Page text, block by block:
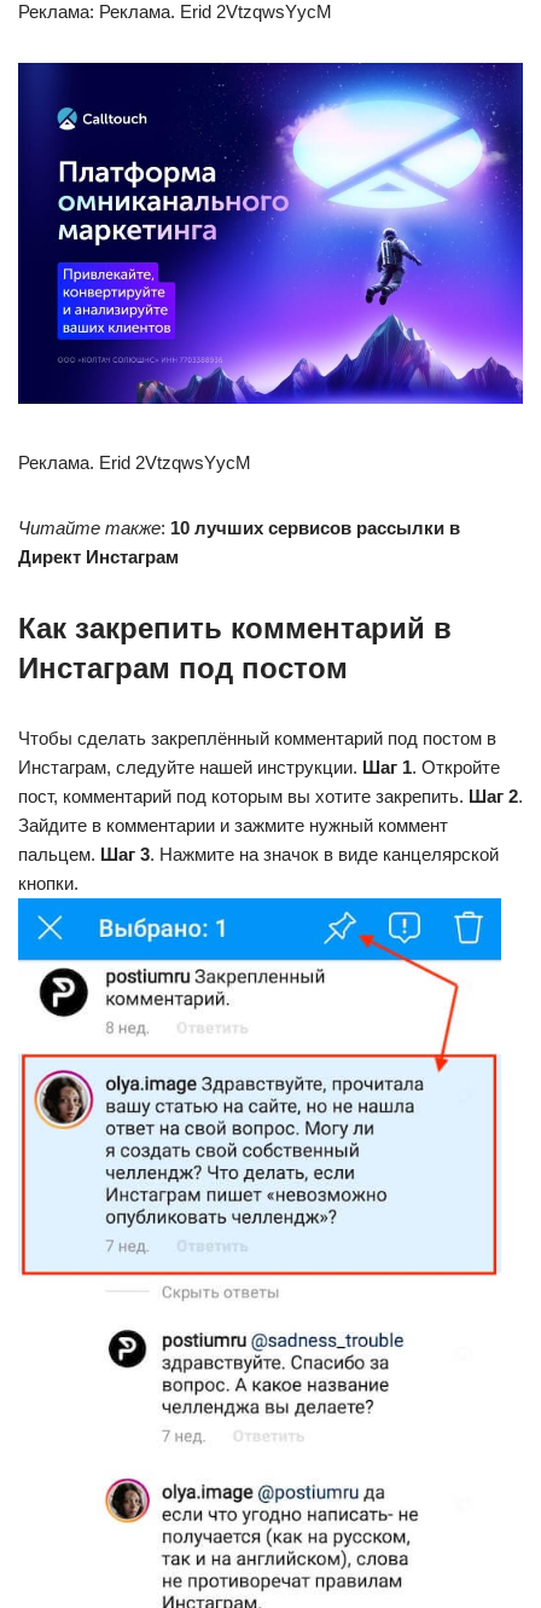
Реклама: Реклама. Erid 2VtzqwsYycM
Реклама. Erid 2VtzqwsYycM
Читайте также: 10 лучших сервисов рассылки в
Директ Инстаграм
Как закрепить комментарий в
Инстаграм под постом
Чтобы сделать закреплённый комментарий под постом в
Инстаграм, следуйте нашей инструкции. Шаг 1. Откройте
пост, комментарий под которым вы хотите закрепить. Шаг 2.
Зайдите в комментарии и зажмите нужный коммент
пальцем. Шаг 3. Нажмите на значок в виде канцелярской
кнопки.